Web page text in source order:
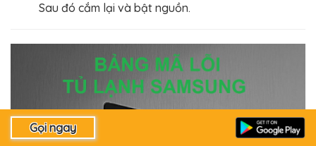
Sau đó cắm lại và bật nguồn.